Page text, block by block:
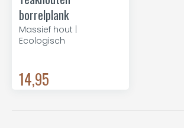
borrelplank
Massief hout |
Ecologisch
14,95